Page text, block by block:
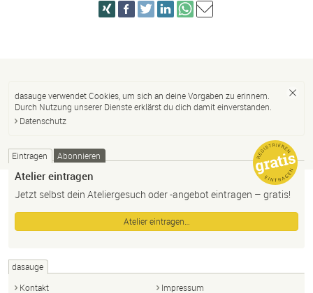
dasauge verwendet Cookies, um sich an deine Vorgaben zu erinnern.
Durch Nutzung unserer Dienste erklärst du dich damit einverstanden.
Datenschutz
Eintragen Abonnieren
Atelier eintragen
Jetzt selbst dein Ateliergesuch oder -angebot eintragen – gratis!
Atelier eintragen…
dasauge
Kontakt
Impressum